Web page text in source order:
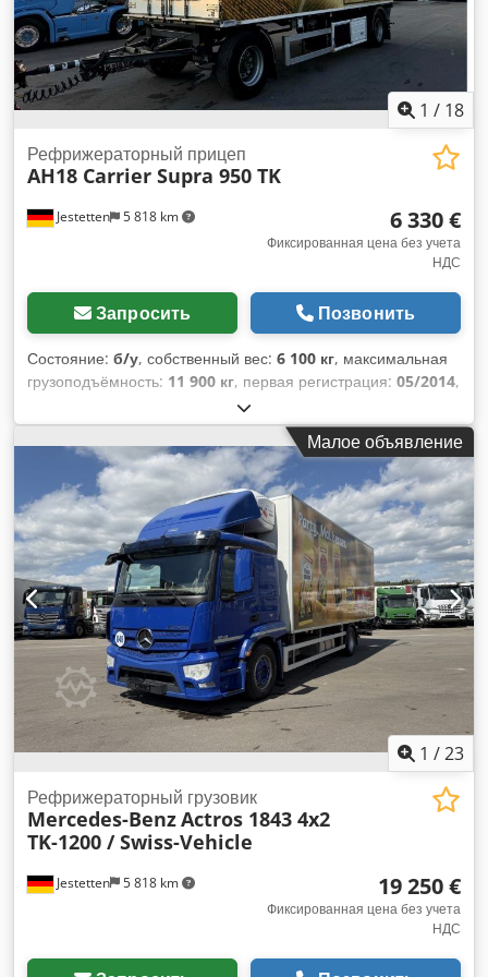
1 / 18
Jestetten 5 818 km
Рефрижераторный прицеп
AH18 Carrier Supra 950 TK
6 330 €
Фиксированная цена без учета
НДС
Запросить Позвонить
Состояние: б/у, собственный вес: 6 100 кг, максимальная
грузоподъёмность: 11 900 кг, первая регистрация: 05/2014,
04/2025
25 500 мм, подвеска:воздух, размер шины:385/55 R22.5,
размер передней шины:385/55 R22.5, эксплуатационная
18 000 кг
Малое объявление
1 /23
Jestetten 5 818 km
Рефрижераторный грузовик
Mercedes-BenzActros 1843 4x2
TK-1200 / Swiss-Vehicle
19 250 €
Фиксированная цена без учета
НДС